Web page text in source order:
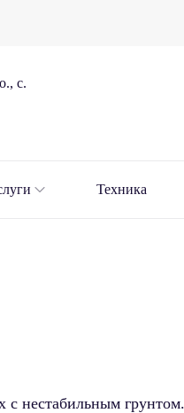
с.
Техника
нестабильным